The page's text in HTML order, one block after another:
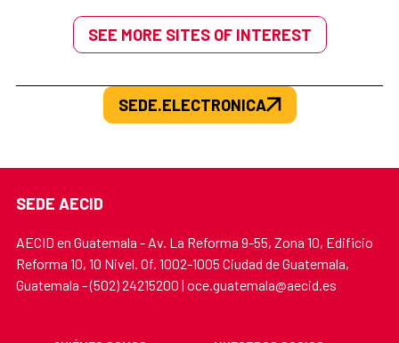
SEE MORE SITES OF INTEREST
SEDE.ELECTRONICA
SEDE AECID
AECID en Guatemala - Av. La Reforma 9-55, Zona 10, Edificio
Reforma 10, 10 Nivel. Of. 1002-1005 Ciudad de Guatemala,
Guatemala - (502) 24215200 | oce.guatemala@aecid.es